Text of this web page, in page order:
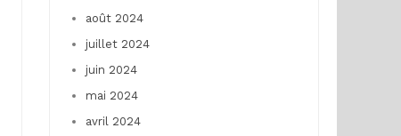
août 2024
juillet 2024
juin 2024
mai 2024
avril 2024